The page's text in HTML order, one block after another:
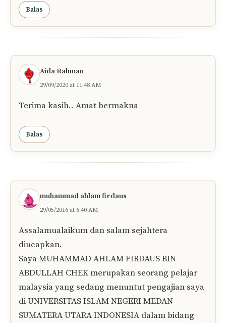
Balas
Aida Rahman
29/09/2020 at 11:48 AM
Terima kasih.. Amat bermakna
Balas
muhammad ahlam firdaus
29/05/2016 at 6:40 AM
Assalamualaikum dan salam sejahtera
diucapkan.
Saya MUHAMMAD AHLAM FIRDAUS BIN
ABDULLAH CHEK merupakan seorang pelajar
malaysia yang sedang menuntut pengajian saya
di UNIVERSITAS ISLAM NEGERI MEDAN
SUMATERA UTARA INDONESIA dalam bidang